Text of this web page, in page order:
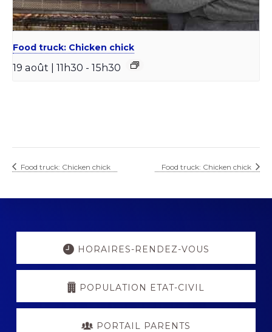
Food truck: Chicken chick
19 août | 11h30 - 15h30
Food truck: Chicken chick Food truck: Chicken chick
Explore
HORAIRES-RENDEZ-VOUS
POPULATION ETAT-CIVIL
PORTAIL PARENTS